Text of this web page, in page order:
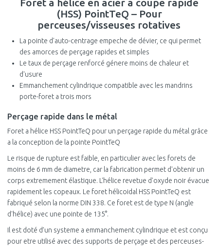
125 mm
130 mm
135 mm
140 mm
142 mm
10 mm
10,5 mm
11 mm
12 mm
12,5 mm
13 mm
14 mm
14,5 mm
15 mm
15,5 mm
Foret a hélice en acier a coupe rapide
(HSS) PointTeQ – Pour
perceuses/visseuses rotatives
La pointe d'auto-centrage empeche de dévier, ce qui permet
des amorces de perçage rapides et simples
Le taux de perçage renforcé génere moins de chaleur et
d'usure
Emmanchement cylindrique compatible avec les mandrins
porte-foret a trois mors
Perçage rapide dans le métal
Foret a hélice HSS PointTeQ pour un perçage rapide du métal grâce
a la conception de la pointe PointTeQ
Le risque de rupture est faible, en particulier avec les forets de
moins de 6 mm de diametre, car la fabrication permet d'obtenir un
corps extremement élastique. L'hélice revetue d'oxyde noir évacue
rapidement les copeaux. Le foret hélicoidal HSS PointTeQ est
fabriqué selon la norme DIN 338. Ce foret est de type N (angle
d'hélice) avec une pointe de 135°.
Il est doté d’un systeme a emmanchement cylindrique et est conçu
pour etre utilisé avec des supports de perçage et des perceuses-